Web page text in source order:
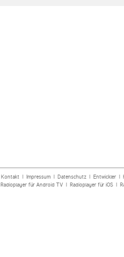
Kontakt| Impressum| Datenschutz| Entwickler|
Radioplayer für Android TV| Radioplayer für iOS|